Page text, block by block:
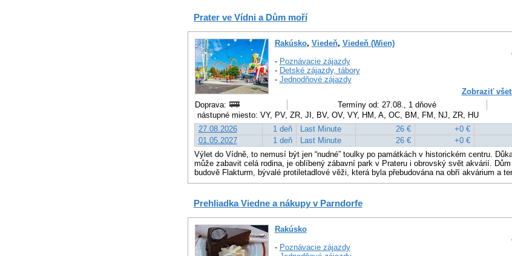
Prater ve Vídni a Dům moří
Rakúsko, Viedeň, Viedeň (Wien)
- Poznávacie zájazdy
- Detské zájazdy, tábory
- Jednodňové zájazdy
Zobraziť
Doprava:
Termíny od: 27.08., 1 dňové
nástupné miesto: VY, PV, ZR, JI, BV, OV, VY, HM, A, OC, BM, FM, NJ, ZR, HU
27.08.2026
1 deň Last Minute 26 €
+0 €
01.05.2027
1 deň Last Minute 26 €
+0 €
Výlet do Vídně, to nemusí být jen “nudné” toulky po památkách v historickém centru.
může zabavit celá rodina, je oblíbený zábavní park v Prateru i obrovský svět akvárií.
budově Flakturm, bývalé protiletadlové věži, která byla přebudována na obří akvárium a
Prehliadka Viedne a nákupy v Parndorfe
Rakúsko
- Poznávacie zájazdy